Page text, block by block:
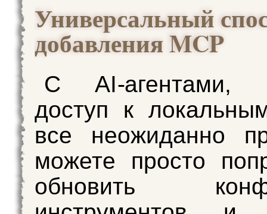
Универсальный
добавления MCP
С AI-агентами,
доступ к
все неожиданно
можете просто
обновить